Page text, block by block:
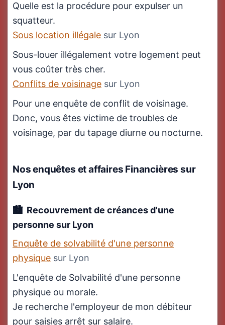
Quelle est la procédure pour expulser un
squatteur.
Sous location illégale sur Lyon
Sous-louer illégalement votre logement peut
vous coûter très cher.
Conflits de voisinage sur Lyon
Pour une enquête de conflit de voisinage.
Donc, vous êtes victime de troubles de
voisinage, par du tapage diurne ou nocturne.
Nos enquêtes et affaires Financières sur
Lyon
Recouvrement de créances d'une
personne sur Lyon
Enquête de solvabilité d'une personne
physique sur Lyon
L'enquête de Solvabilité d'une personne
physique ou morale.
Je recherche l'employeur de mon débiteur
pour saisies arrêt sur salaire.